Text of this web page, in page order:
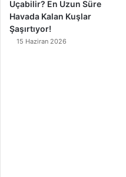
Uçabilir? En Uzun Süre
Havada Kalan Kuşlar
Şaşırtıyor!
15 Haziran 2026